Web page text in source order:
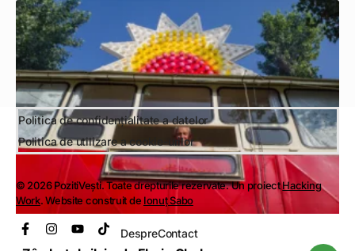
Politica de confidențialitate a datelor
Politica de utilizare a cookie-urilor
© 2026 PozitiVești. Toate drepturile rezervate. Un proiectHacking
Work. Website construit de Ionuț Sabo
DespreContact